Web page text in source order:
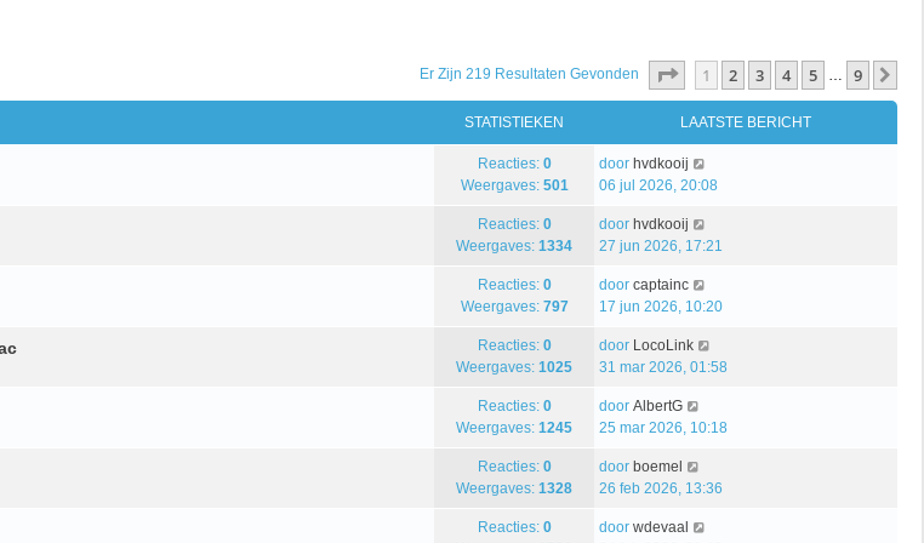
Er Zijn 219 Resultaten Gevonden Pagina1 Van 9
1 2 3 4 5 … 9
STATISTIEKEN LAATSTE BERICHT
Reacties: 0
Weergaves: 501
door hvdkooij
06 jul 2026, 20:08
Reacties: 0
Weergaves: 1334
door hvdkooij
27 jun 2026, 17:21
Reacties: 0
Weergaves: 797
door captainc
17 jun 2026, 10:20
Reacties: 0
Weergaves: 1025
door LocoLink
31 mar 2026, 01:58
Reacties: 0
Weergaves: 1245
door AlbertG
25 mar 2026, 10:18
Reacties: 0
Weergaves: 1328
door boemel
26 feb 2026, 13:36
Reacties: 0
door wdevaal